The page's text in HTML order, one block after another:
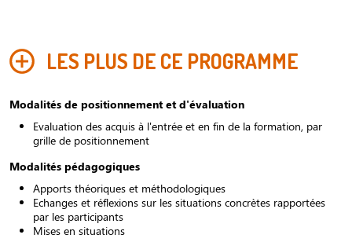
LES PLUS DE CE PROGRAMME
Modalités de positionnement et d'évaluation
Evaluation des acquis à l'entrée et en fin de la formation, par
grille de positionnement
Modalités pédagogiques
Apports théoriques et méthodologiques
Echanges et réflexions sur les situations concrètes rapportées
par les participants
Mises en situations